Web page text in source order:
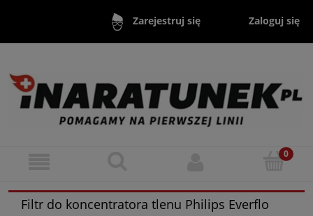
Zarejestruj się Zaloguj się
Filtr do koncentratora tlenu Philips Everflo